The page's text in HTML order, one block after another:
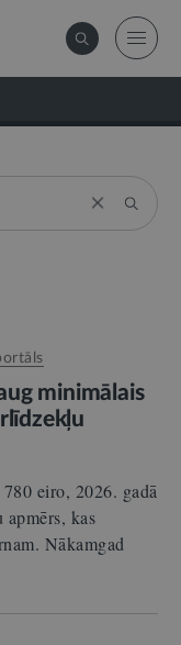
minimālais
eiro, 2026. gadā
kas
Nākamgad